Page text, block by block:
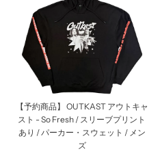
【予約商品】 OUTKAST アウトキャ
スト - So Fresh / スリーブプリント
あり / パーカー・スウェット / メン
ズ